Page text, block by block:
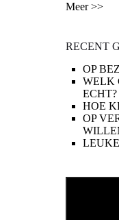
Meer >>
RECENT
OP
WELK
ECHT?
HOE
OP
Zoeken